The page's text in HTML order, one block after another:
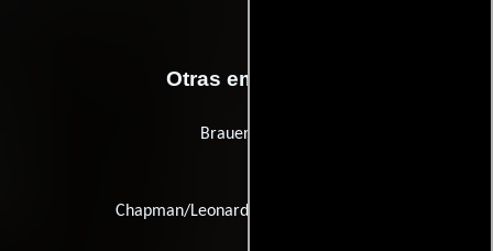
Otras empresas
Brauer & Co.
Chapman/Leonard Studio Equipment